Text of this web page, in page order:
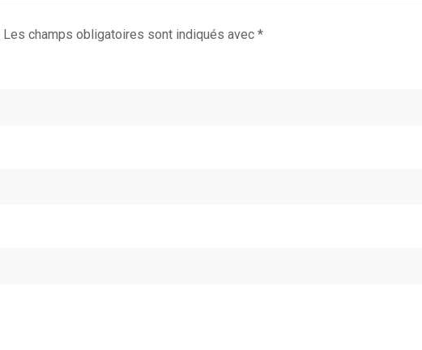
Les champs obligatoires sont indiqués avec *